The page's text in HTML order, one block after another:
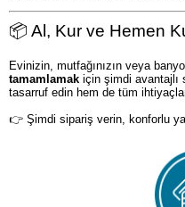
📦 Al, Kur ve Hemen
Evinizin, mutfağınızın veya
tamamlamak için şimdi avantajlı
tasarruf edin hem de tüm
👉 Şimdi sipariş verin, konforlu